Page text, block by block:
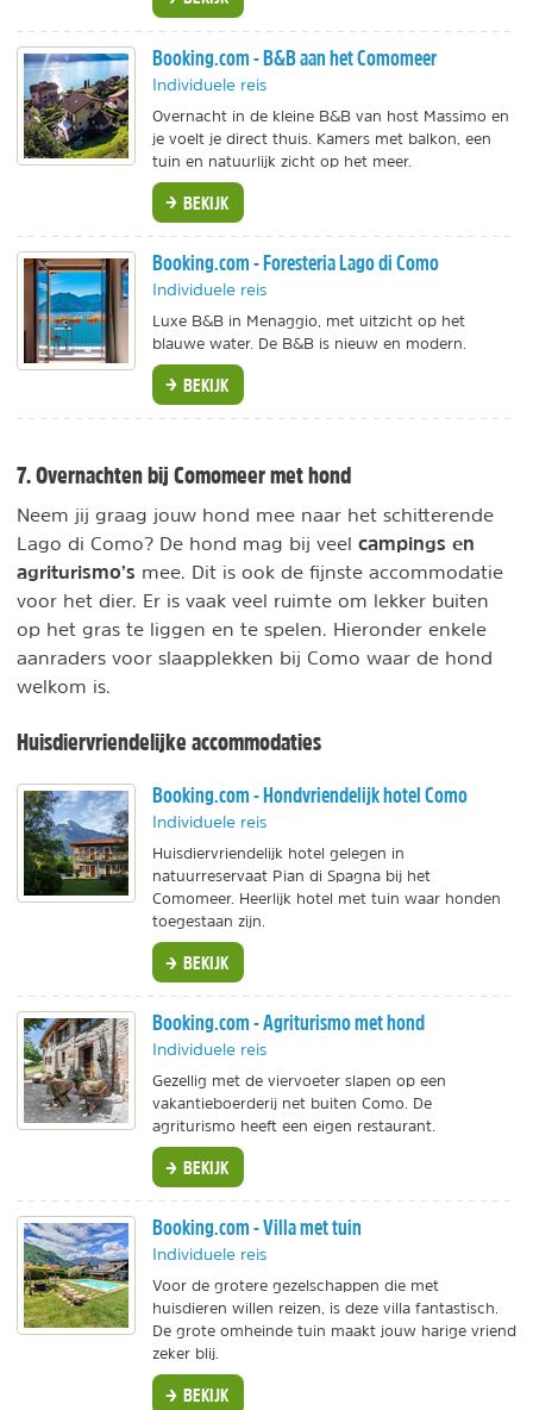
Booking.com - B&B aan het Comomeer
Individuele reis
Overnacht in de kleine B&B van host Massimo en
je voelt je direct thuis. Kamers met balkon, een
tuin en natuurlijk zicht op het meer.
BEKIJK
Booking.com - Foresteria Lago di Como
Individuele reis
Luxe B&B in Menaggio, met uitzicht op het
blauwe water. De B&B is nieuw en modern.
BEKIJK
7. Overnachten bij Comomeer met hond
Neem jij graag jouw hond mee naar het schitterende
Lago di Como? De hond mag bij veel campings en
agriturismo’s mee. Dit is ook de fijnste accommodatie
voor het dier. Er is vaak veel ruimte om lekker buiten
op het gras te liggen en te spelen. Hieronder enkele
aanraders voor slaapplekken bij Como waar de hond
welkom is.
Huisdiervriendelijke accommodaties
Booking.com - Hondvriendelijk hotel Como
Individuele reis
Huisdiervriendelijk hotel gelegen in
natuurreservaat Pian di Spagna bij het
Comomeer. Heerlijk hotel met tuin waar honden
toegestaan zijn.
BEKIJK
Booking.com - Agriturismo met hond
Individuele reis
Gezellig met de viervoeter slapen op een
vakantieboerderij net buiten Como. De
agriturismo heeft een eigen restaurant.
BEKIJK
Booking.com - Villa met tuin
Individuele reis
Voor de grotere gezelschappen die met
huisdieren willen reizen, is deze villa fantastisch.
De grote omheinde tuin maakt jouw harige vriend
zeker blij.
BEKIJK